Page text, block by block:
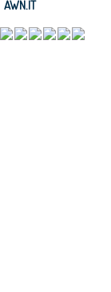
AWN.IT